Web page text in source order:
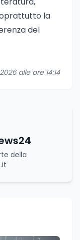
la
del
alle ore 14:14
della